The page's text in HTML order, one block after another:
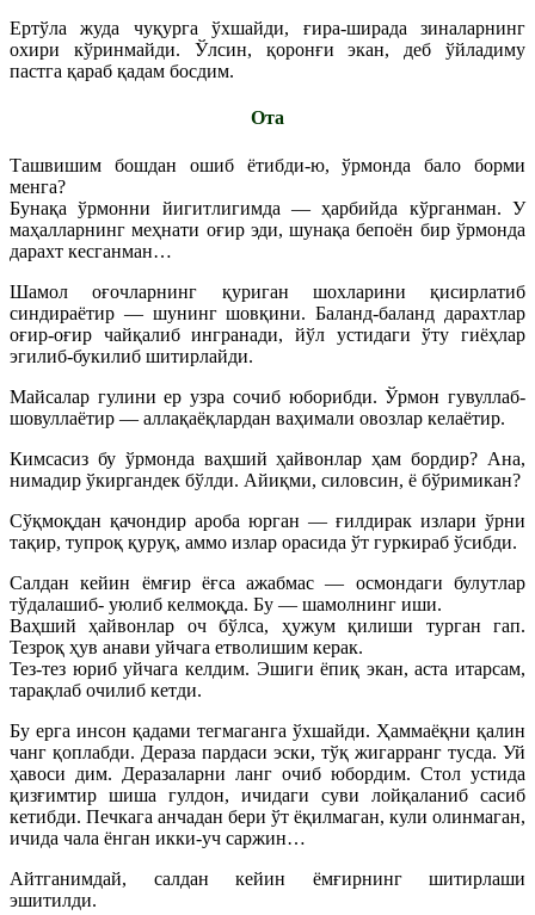
Ертўла жуда чуқурга ўхшайди, ғира-ширада зиналарнинг
охири кўринмайди. Ўлсин, қоронғи экан, деб ўйладиму
пастга қараб қадам босдим.
Ота
Ташвишим бошдан ошиб ётибди-ю, ўрмонда бало борми
менга?
Бунақа ўрмонни йигитлигимда — ҳарбийда кўрганман. У
маҳалларнинг меҳнати оғир эди, шунақа бепоён бир ўрмонда
дарахт кесганман…
Шамол оғочларнинг қуриган шохларини қисирлатиб
синдираётир — шунинг шовқини. Баланд-баланд дарахтлар
оғир-оғир чайқалиб ингранади, йўл устидаги ўту гиёҳлар
эгилиб-букилиб шитирлайди.
Майсалар гулини ер узра сочиб юборибди. Ўрмон гувуллаб-
шовуллаётир — аллақаёқлардан ваҳимали овозлар келаётир.
Кимсасиз бу ўрмонда ваҳший ҳайвонлар ҳам бордир? Ана,
нимадир ўкиргандек бўлди. Айиқми, силовсин, ё бўримикан?
Сўқмоқдан қачондир ароба юрган — ғилдирак излари ўрни
тақир, тупроқ қуруқ, аммо излар орасида ўт гуркираб ўсибди.
Салдан кейин ёмғир ёғса ажабмас — осмондаги булутлар
тўдалашиб- уюлиб келмоқда. Бу — шамолнинг иши.
Ваҳший ҳайвонлар оч бўлса, ҳужум қилиши турган гап.
Тезроқ ҳув анави уйчага етволишим керак.
Тез-тез юриб уйчага келдим. Эшиги ёпиқ экан, аста итарсам,
тарақлаб очилиб кетди.
Бу ерга инсон қадами тегмаганга ўхшайди. Ҳаммаёқни қалин
чанг қоплабди. Дераза пардаси эски, тўқ жигарранг тусда. Уй
ҳавоси дим. Деразаларни ланг очиб юбордим. Стол устида
қизғимтир шиша гулдон, ичидаги суви лойқаланиб сасиб
кетибди. Печкага анчадан бери ўт ёқилмаган, кули олинмаган,
ичида чала ёнган икки-уч саржин…
Айтганимдай, салдан кейин ёмғирнинг шитирлаши
эшитилди.